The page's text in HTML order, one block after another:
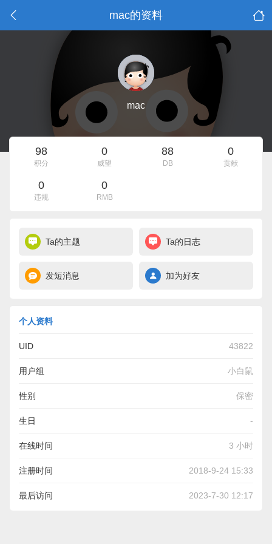
mac的资料
mac
98
积分
0
威望
88
DB
0
贡献
0
违规
0
RMB
Ta的主题 Ta的日志
发短消息 加为好友
个人资料
UID 43822
用户组 小白鼠
性别 保密
生日 -
在线时间 3 小时
注册时间 2018-9-24 15:33
最后访问 2023-7-30 12:17